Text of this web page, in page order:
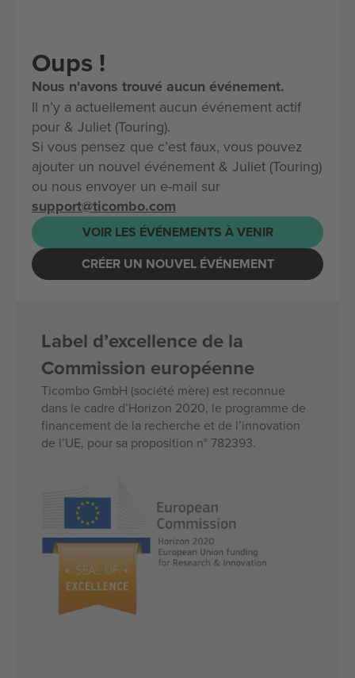
Oups !
Nous n'avons trouvé aucun événement.
Il n’y a actuellement aucun événement actif
pour & Juliet (Touring).
Si vous pensez que c’est faux, vous pouvez
ajouter un nouvel événement & Juliet (Touring)
ou nous envoyer un e-mail sur
support@ticombo.com
VOIR LES ÉVÉNEMENTS À VENIR
CRÉER UN NOUVEL ÉVÉNEMENT
Label d’excellence de la
Commission européenne
Ticombo GmbH (société mère) est reconnue
dans le cadre d’Horizon 2020, le programme de
financement de la recherche et de l’innovation
de l’UE, pour sa proposition n° 782393.